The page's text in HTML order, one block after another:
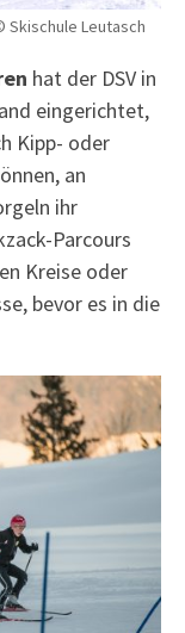
Skischule Leutasch
hat der DSV in
eingerichtet,
Kipp- oder
an
ihr
Parcours
Kreise oder
bevor es in die